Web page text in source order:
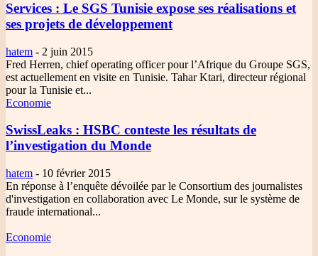
Services : Le SGS Tunisie expose ses réalisations et
ses projets de développement
hatem - 2 juin 2015
Fred Herren, chief operating officer pour l’Afrique du Groupe SGS,
est actuellement en visite en Tunisie. Tahar Ktari, directeur régional
pour la Tunisie et...
Economie
SwissLeaks : HSBC conteste les résultats de
l’investigation du Monde
hatem - 10 février 2015
En réponse à l’enquête dévoilée par le Consortium des journalistes
d'investigation en collaboration avec Le Monde, sur le système de
fraude international...
Economie